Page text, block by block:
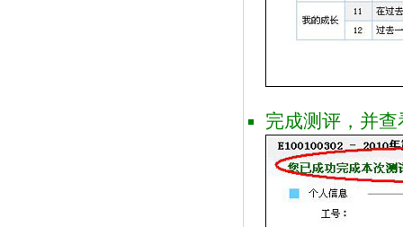
完成测评，并